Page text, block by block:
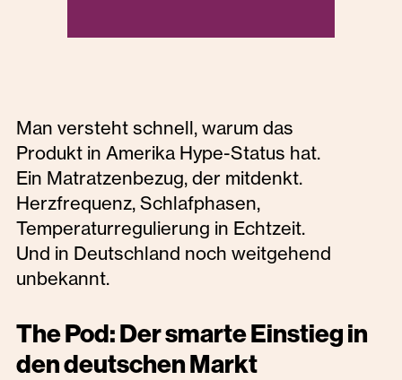
Man versteht schnell, warum das
Produkt in Amerika Hype-Status hat.
Ein Matratzenbezug, der mitdenkt.
Herzfrequenz, Schlafphasen,
Temperaturregulierung in Echtzeit.
Und in Deutschland noch weitgehend
unbekannt.
The Pod: Der smarte Einstieg in
den deutschen Markt